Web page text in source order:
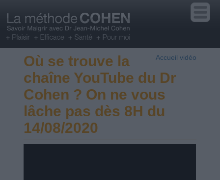
Accueil vidéo
Où se trouve la
chaîne YouTube du Dr
Cohen ? On ne vous
lâche pas dès 8H du
14/08/2020